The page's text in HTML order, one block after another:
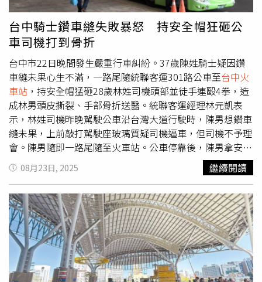
台中騎士鑽車縫失敗暴怒 持安全帽狂砸公
車司機打到骨折
台中市22日晚間發生嚴重行車糾紛。37歲陳姓騎士疑因鑽
車縫未果心生不滿，一路尾隨統聯客運301路公車至台中火
車站 ，持安全帽猛砸28歲林姓司機頭部並徒手連毆4拳，造
成林男頭皮撕裂、手部骨折送醫。統聯客運經理林元凱表
示，林姓司機昨晚駕駛公車沿台灣大道行駛時，陳男想鑽車
縫未果，上前敲打駕駛座玻璃質疑司機逼車，但司機不予理
會。陳男隨即一路尾隨至火車站。公車停靠後，陳男拿安全
帽敲打車身，接著砸向司機。林姓司機下車查看車損時，陳
男在車旁伏擊，持安全帽猛擊頭部再徒手連毆4拳，嚇壞現
場乘客，保全制止時林男已血腫倒地。林姓司機頭皮撕裂、
手部閉鎖性骨折，目前仍有暈眩症狀留院觀察。統聯指出林
男任職3年是優良駕駛，個性老實憨厚卻遭重傷。陳男事後
還打1999投訴林男「危險駕駛」，企圖規避責任。警方已
鎖定陳男身份將通知到案，另陳男闖入公車專用道可處600
至1800元罰鍰。統聯客運已委任律師提告傷害及毀損罪，
將究責到底。
08月23日, 2025 繼續閱讀